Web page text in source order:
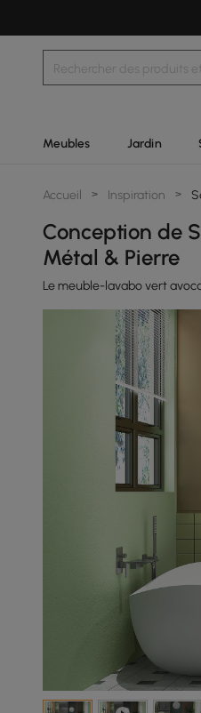
Meubles Jardin
Accueil > Inspiration >
Conception de
Métal & Pierre
Le meuble-lavabo vert